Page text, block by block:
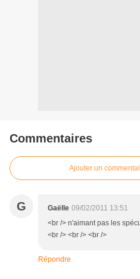
Commentaires
Ajouter un
G Gaëlle 09/02/2011 13:51
<br /> n'aimant pas les
<br /> <br /> <br />
Répondre